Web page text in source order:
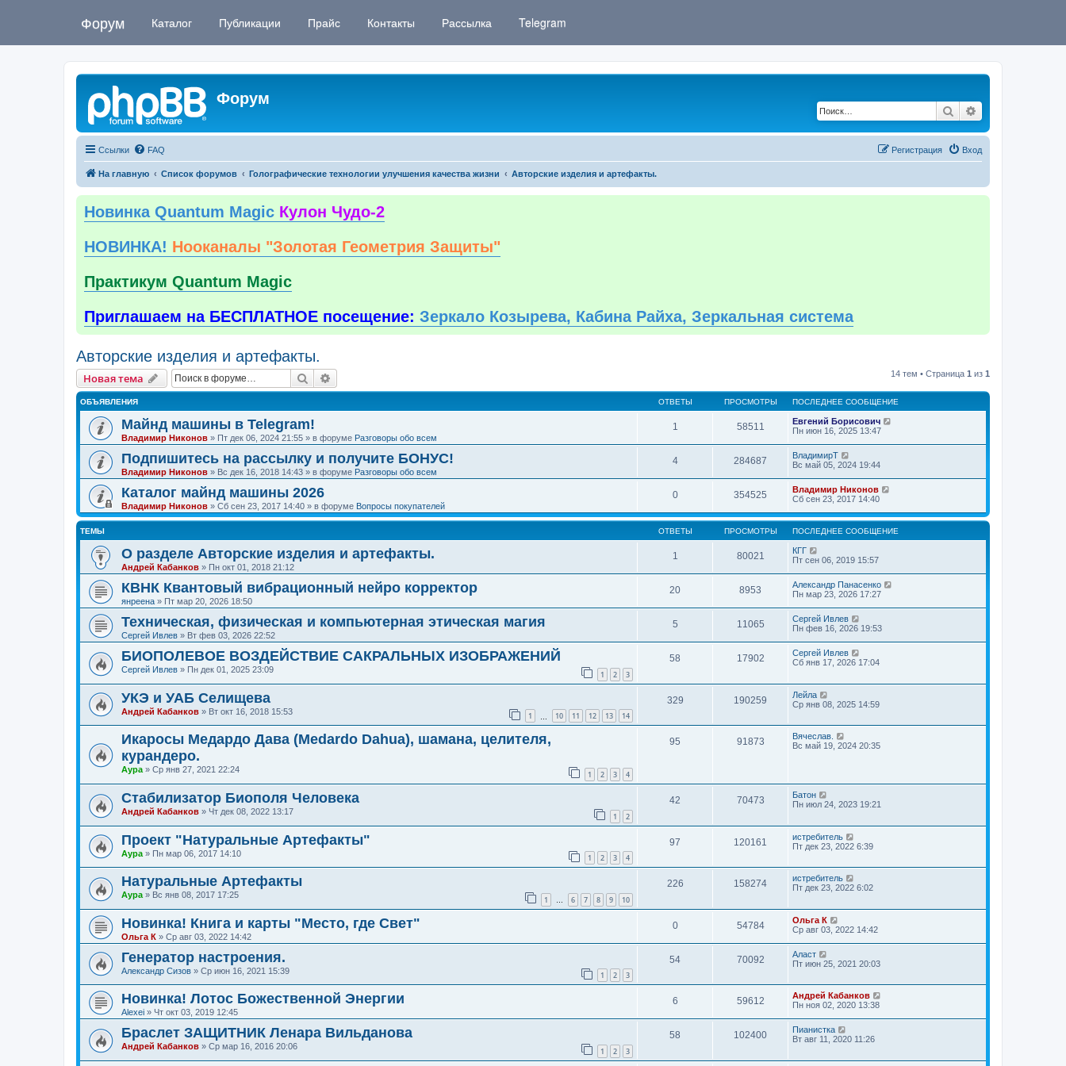
Форум Каталог Публикации Прайс Контакты Рассылка Telegram
Форум
Поиск
Ссылки FAQ Вход
Регистрация
На главную Список форумов Голографические технологии улучшения качества жизни Авторские изделия и артефакты.
Новинка Quantum Magic Кулон Чудо-2
НОВИНКА! Нооканалы "Золотая Геометрия Защиты"
Практикум Quantum Magic
Приглашаем на БЕСПЛАТНОЕ посещение: Зеркало Козырева, Кабина Райха, Зеркальная система
Авторские изделия и артефакты.
Новая тема Поиск 14 тем • Страница 1 из 1
ОБЪЯВЛЕНИЯ ОТВЕТЫ ПРОСМОТРЫ ПОСЛЕДНЕЕ СООБЩЕНИЕ
Майнд машины в Telegram!
Владимир Никонов » Пт дек 06, 2024 21:55 » в форуме Разговоры обо всем
1 58511
Евгений Борисович
Пн июн 16, 2025 13:47
Подпишитесь на рассылку и получите БОНУС!
Владимир Никонов » Вс дек 16, 2018 14:43 » в форуме Разговоры обо всем
4 284687
ВладимирТ
Вс май 05, 2024 19:44
Каталог майнд машины 2026
Владимир Никонов » Сб сен 23, 2017 14:40 » в форуме Вопросы покупателей
0 354525
Владимир Никонов
Сб сен 23, 2017 14:40
ТЕМЫ ОТВЕТЫ ПРОСМОТРЫ ПОСЛЕДНЕЕ СООБЩЕНИЕ
О разделе Авторские изделия и артефакты.
Андрей Кабанков » Пн окт 01, 2018 21:12
1 80021
КГГ
Пт сен 06, 2019 15:57
КВНК Квантовый вибрационный нейро корректор
янреена » Пт мар 20, 2026 18:50
20 8953
Александр Панасенко
Пн мар 23, 2026 17:27
Техническая, физическая и компьютерная этическая магия
Сергей Ивлев » Вт фев 03, 2026 22:52
5 11065
Сергей Ивлев
Пн фев 16, 2026 19:53
БИОПОЛЕВОЕ ВОЗДЕЙСТВИЕ САКРАЛЬНЫХ ИЗОБРАЖЕНИЙ
Сергей Ивлев » Пн дек 01, 2025 23:09 1 2 3
58 17902
Сергей Ивлев
Сб янв 17, 2026 17:04
УКЭ и УАБ Селищева
Андрей Кабанков » Вт окт 16, 2018 15:53 1 10 11 12 13 14
329 190259
Лейла
Ср янв 08, 2025 14:59
Икаросы Медардо Дава (Medardo Dahua), шамана, целителя,
курандеро.
Аура » Ср янв 27, 2021 22:24 1 2 3 4
95 91873
Вячеслав.
Вс май 19, 2024 20:35
Стабилизатор Биополя Человека
Андрей Кабанков » Чт дек 08, 2022 13:17 1 2
42 70473
Батон
Пн июл 24, 2023 19:21
Проект "Натуральные Артефакты"
Аура » Пн мар 06, 2017 14:10 1 2 3 4
97 120161
истребитель
Пт дек 23, 2022 6:39
Натуральные Артефакты
Аура » Вс янв 08, 2017 17:25 1 … 6 7 8 9 10
226 158274
истребитель
Пт дек 23, 2022 6:02
Новинка! Книга и карты "Место, где Свет"
Ольга К » Ср авг 03, 2022 14:42
0 54784
Ольга К
Ср авг 03, 2022 14:42
Генератор настроения.
Александр Сизов » Ср июн 16, 2021 15:39 1 2 3
54 70092
Аласт
Пт июн 25, 2021 20:03
Новинка! Лотос Божественной Энергии
Alexei » Чт окт 03, 2019 12:45
6 59612
Андрей Кабанков
Пн ноя 02, 2020 13:38
Браслет ЗАЩИТНИК Ленара Вильданова
Андрей Кабанков » Ср мар 16, 2016 20:06 1 2 3
58 102400
Пианистка
Вт авг 11, 2020 11:26